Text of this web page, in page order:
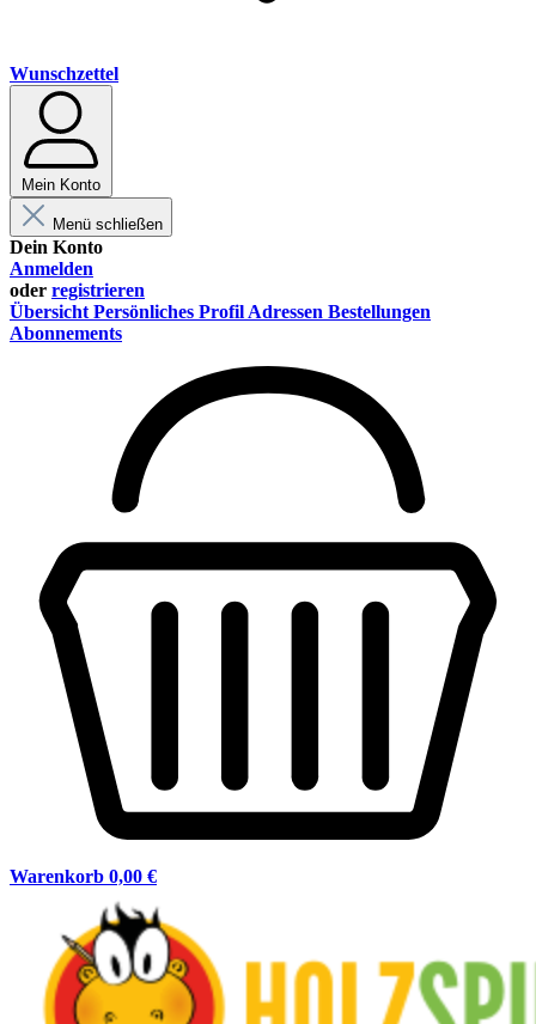
Wunschzettel
Mein Konto
Menü schließen
Dein Konto
Anmelden
oder registrieren
Übersicht Persönliches Profil Adressen Bestellungen
Abonnements
Warenkorb 0,00 €